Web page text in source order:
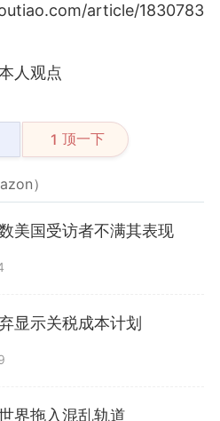
article/1830783
人观点
1 顶一下
）
美国受访者不满其表现
显示关税成本计划
界拖入混乱轨道